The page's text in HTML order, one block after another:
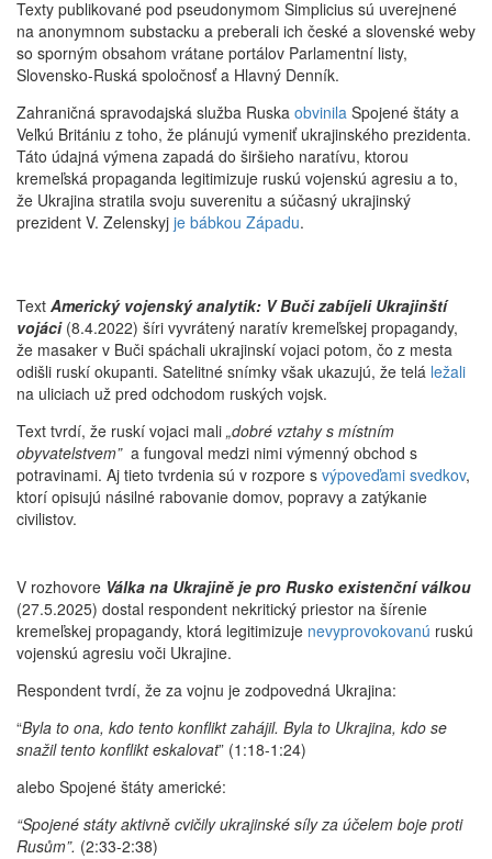
Texty publikované pod pseudonymom Simplicius sú uverejnené
na anonymnom substacku a preberali ich české a slovenské weby
so sporným obsahom vrátane portálov Parlamentní listy,
Slovensko-Ruská spoločnosť a Hlavný Denník.
Zahraničná spravodajská služba Ruska obvinila Spojené štáty a
Veľkú Britániu z toho, že plánujú vymeniť ukrajinského prezidenta.
Táto údajná výmena zapadá do širšieho naratívu, ktorou
kremeľská propaganda legitimizuje ruskú vojenskú agresiu a to,
že Ukrajina stratila svoju suverenitu a súčasný ukrajinský
prezident V. Zelenskyj je bábkou Západu.
Text Americký vojenský analytik: V Buči zabíjeli Ukrajinští
vojáci (8.4.2022) šíri vyvrátený naratív kremeľskej propagandy,
že masaker v Buči spáchali ukrajinskí vojaci potom, čo z mesta
odišli ruskí okupanti. Satelitné snímky však ukazujú, že telá ležali
na uliciach už pred odchodom ruských vojsk.
Text tvrdí, že ruskí vojaci mali „dobré vztahy s místním
obyvatelstvem”a fungoval medzi nimi výmenný obchod s
potravinami. Aj tieto tvrdenia sú v rozpore s výpoveďami svedkov,
ktorí opisujú násilné rabovanie domov, popravy a zatýkanie
civilistov.
V rozhovore Válka na Ukrajině je pro Rusko existenční válkou
(27.5.2025) dostal respondent nekritický priestor na šírenie
kremeľskej propagandy, ktorá legitimizuje nevyprovokovanú ruskú
vojenskú agresiu voči Ukrajine.
Respondent tvrdí, že za vojnu je zodpovedná Ukrajina:
“Byla to ona, kdo tento konflikt zahájil. Byla to Ukrajina, kdo se
snažil tento konflikt eskalovat” (1:18-1:24)
alebo Spojené štáty americké:
“Spojené státy aktivně cvičily ukrajinské síly za účelem boje proti
Rusům”. (2:33-2:38)